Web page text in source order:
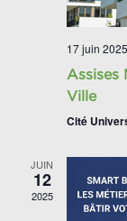
17 juin
Assises
Ville
Cité
JUIN
12
2025